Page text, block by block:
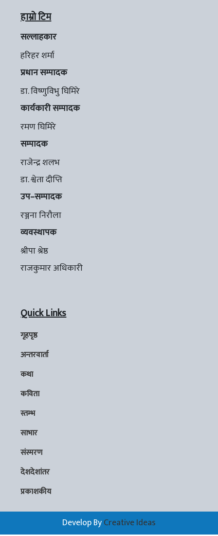
हाम्रो टिम
सल्लाहकार
हरिहर शर्मा
प्रधान सम्पादक
डा. विष्णुविभु घिमिरे
कार्यकारी सम्पादक
रमण घिमिरे
सम्पादक
राजेन्द्र शलभ
डा. श्वेता दीप्ति
उप–सम्पादक
रञ्जना निरौला
व्यवस्थापक
श्रीपा श्रेष्ठ
राजकुमार अधिकारी
Quick Links
गृहपृष्ठ
अन्तरवार्ता
कथा
कविता
स्तम्भ
साभार
संस्मरण
देशदेशांतर
प्रकाशकीय
Develop ByCreative Ideas